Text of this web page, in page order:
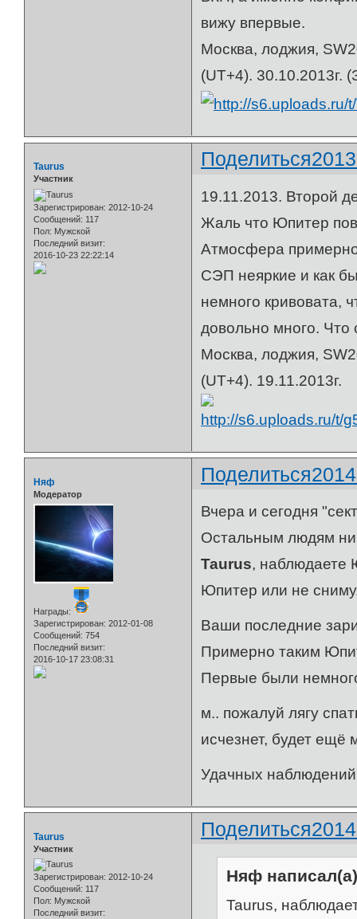
вижу впервые.
Москва, лоджия,
(UT+4). 30.10.2013г.
Поделиться
Taurus
Участник
Зарегистрирован: 2012-10-24
Сообщений: 117
Пол: Мужской
Последний визит:
2016-10-23 22:22:14
19.11.2013. Второй
Жаль что Юпитер
Атмосфера
СЭП неяркие и как
немного кривовата,
довольно много. Что
Москва, лоджия,
(UT+4). 19.11.2013г.
Поделиться
Няф
Модератор
Награды:
Зарегистрирован: 2012-01-08
Сообщений: 754
Последний визит:
2016-10-17 23:08:31
Вчера и сегодня
Остальным людям
Taurus, наблюдаете
Юпитер или не
Ваши последние
Примерно таким
Первые были
м.. пожалуй лягу
исчезнет, будет ещё
Удачных
Поделиться
Taurus
Участник
Зарегистрирован: 2012-10-24
Сообщений: 117
Пол: Мужской
Последний визит:
Няф
Taurus,